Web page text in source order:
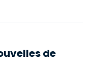
de